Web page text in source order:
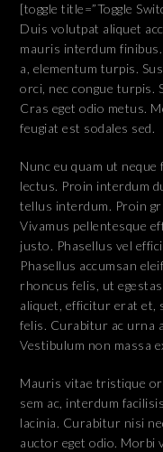
[toggle title=”Toggle
Duis volutpat aliquet
mauris interdum
a, elementum turpis.
orci, nec congue turpis.
Cras eget odio metus.
feugiat est sodales sed.
Nunc eu quam ut
lectus. Proin interdum
tellus interdum. Proin
Vivamus pellentesque
justo. Phasellus vel
Phasellus accumsan
rhoncus felis, ut
aliquet, efficitur erat et,
felis. Curabitur ac urna
Vestibulum non massa
Mauris vitae tristique
sem ac, interdum
lacinia. Curabitur nisi
auctor eget odio. Morbi